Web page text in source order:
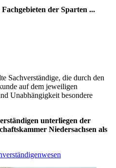
der Sparten ...
Sachverständige, die durch den
auf dem jeweiligen
Unabhängigkeit besondere
unterliegen der
Niedersachsen als